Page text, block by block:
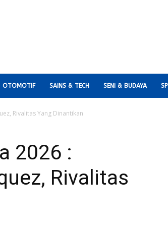
OTOMOTIF SAINS & TECH SENI & BUDAYA
Rivalitas Yang Dinantikan
2026 :
Rivalitas